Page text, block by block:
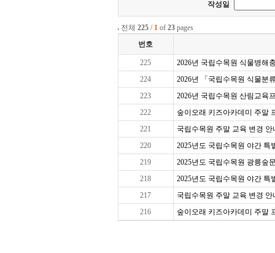
작성일
전체 225 / 1 of 23 pages
번호
225
2026년 국립수목원 식물병해
224
2026년 「국립수목원 식물분
223
2026년 국립수목원 산림교육
222
숲이오래 키즈아카데미 주말
221
국립수목원 주말 교육 변경 안
220
2025년도 국립수목원 야간 특
219
2025년도 국립수목원 광릉숲
218
2025년도 국립수목원 야간 특
217
국립수목원 주말 교육 변경
216
숲이오래 키즈아카데미 주말